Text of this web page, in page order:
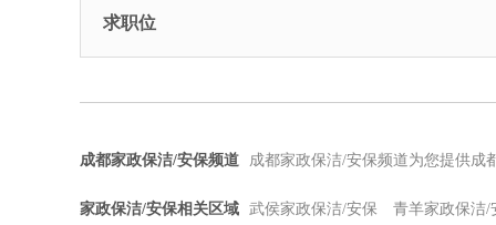
求职位
成都家政保洁/安保频道 成都家政保洁/安保频道为您提供成
家政保洁/安保相关区域 武侯家政保洁/安保
青羊家政保洁/